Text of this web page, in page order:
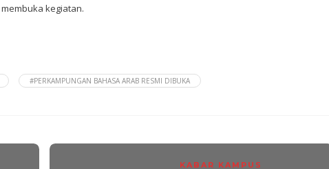
kegiatan.
#PERKAMPUNGAN BAHASA ARAB RESMI DIBUKA
KABAR KAMPUS